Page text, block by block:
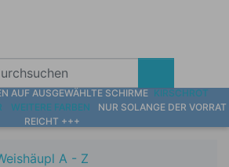
AUF AUSGEWÄHLTE SCHIRME KIRSCHROT
WEITERE FARBEN
NUR SOLANGE DER VORRAT
REICHT +++
A - Z